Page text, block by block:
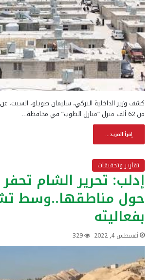
كشف وزير الداخلية التركي، سليمان صويلو، السبت، عن
من 62 ألف منزل “منازل الطوب” في محافظة…
إقرأ المزيد...
تقارير وتحقيقات
إدلب: تحرير الشام
حول مناطقها..وسط
بفعاليته
أغسطس 4, 2022 329